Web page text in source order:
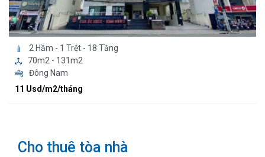
2 Hầm - 1 Trệt - 18 Tầng
70m2 - 131m2
Đông Nam
11 Usd/m2/tháng
Cho thuê tòa nhà